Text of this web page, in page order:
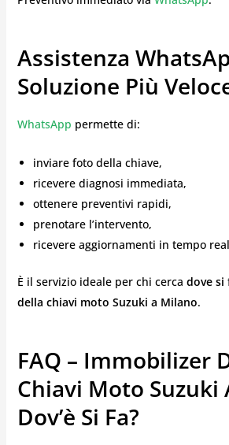
Assistenza
Soluzione Più
WhatsApp permette di:
inviare foto della chiave,
ricevere diagnosi immediata,
ottenere preventivi rapidi,
prenotare l’intervento,
ricevere aggiornamenti in tempo
È il servizio ideale per chi cerca dove si
della chiavi moto Suzuki a Milano.
FAQ – Immobilizer
Chiavi Moto Suzuki
Dov’è Si Fa?